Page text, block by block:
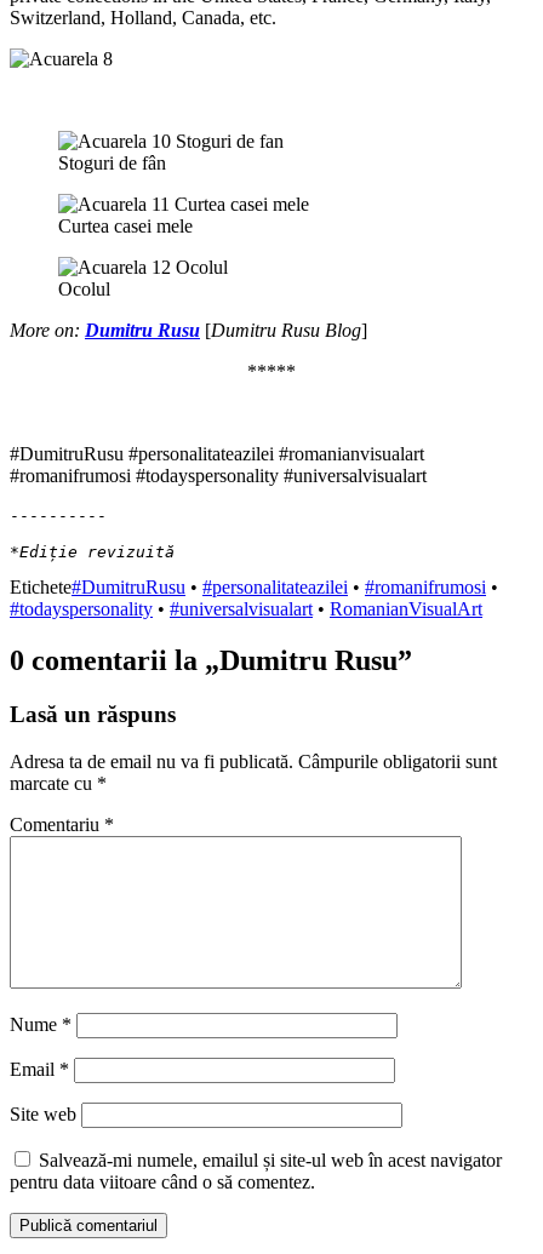
Switzerland, Holland, Canada, etc.
Stoguri de fân
Curtea casei mele
Ocolul
More on: Dumitru Rusu [Dumitru Rusu Blog]
*****
#DumitruRusu #personalitateazilei #romanianvisualart
#romanifrumosi #todayspersonality #universalvisualart
----------
*Ediție revizuită
Etichete#DumitruRusu • #personalitateazilei • #romanifrumosi •
#todayspersonality • #universalvisualart • RomanianVisualArt
0 comentarii la „Dumitru Rusu”
Lasă un răspuns
Adresa ta de email nu va fi publicată. Câmpurile obligatorii sunt
marcate cu *
Comentariu *
Nume *
Email *
Site web
Salvează-mi numele, emailul și site-ul web în acest navigator
pentru data viitoare când o să comentez.